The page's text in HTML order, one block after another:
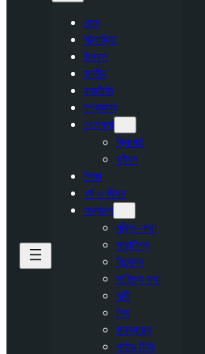
হোম
মঠবাড়িয়া
উপকূল
জাতীয়
রাজনীতি
দৃশ্যকাব্য
খেলাধুলা
ক্রিকেট
ফুটবল
শিক্ষা
ধর্ম ও জীবন
অন্যান্য
মুক্তি-কথা
সারাবিশ্ব
বিনোদন
সাহিত্য কথা
নারী
শিশু
জনস্বাস্থ্য
লাইভ টিভি